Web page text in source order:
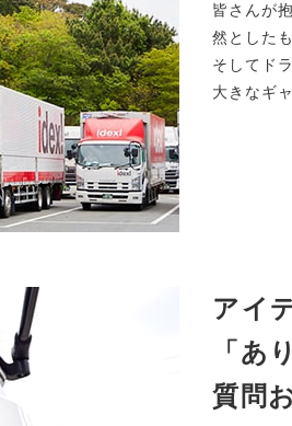
皆さんが
然とした
そしてド
大きなギ
アイ
「あ
質問